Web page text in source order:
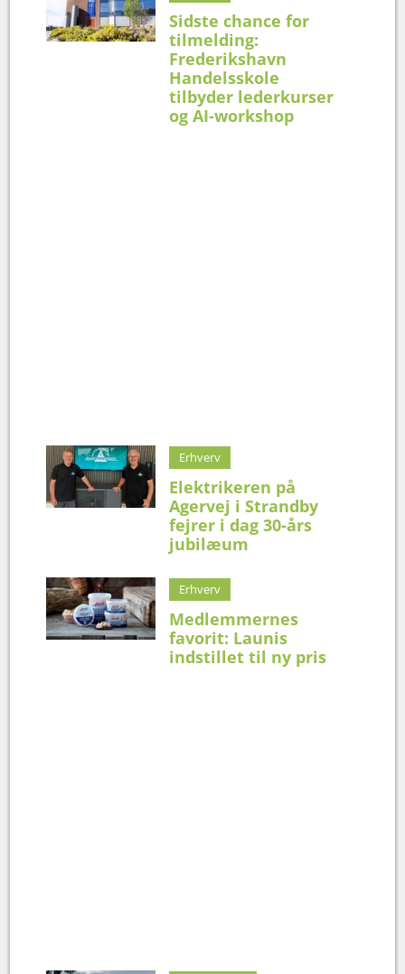
Sidste chance for
tilmelding:
Frederikshavn
Handelsskole
tilbyder lederkurser
og AI-workshop
Erhverv
Elektrikeren på
Agervej i Strandby
fejrer i dag 30-års
jubilæum
Erhverv
Medlemmernes
favorit: Launis
indstillet til ny pris